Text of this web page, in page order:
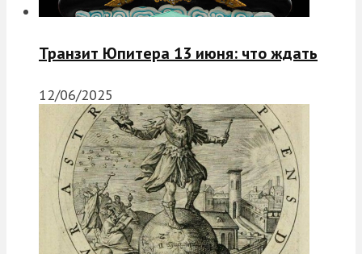
Транзит Юпитера 13 июня: что ждать
12/06/2025